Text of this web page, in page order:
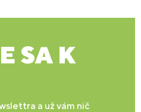
SA K
a už vám nič